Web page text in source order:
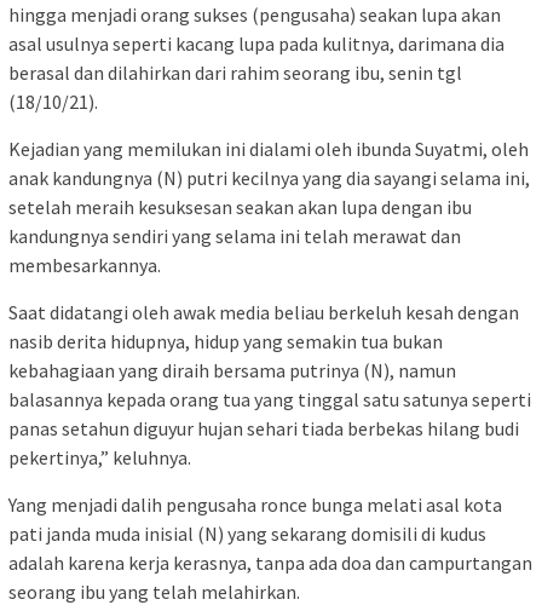
hingga menjadi orang sukses (pengusaha) seakan lupa akan
asal usulnya seperti kacang lupa pada kulitnya, darimana dia
berasal dan dilahirkan dari rahim seorang ibu, senin tgl
(18/10/21).
Kejadian yang memilukan ini dialami oleh ibunda Suyatmi, oleh
anak kandungnya (N) putri kecilnya yang dia sayangi selama ini,
setelah meraih kesuksesan seakan akan lupa dengan ibu
kandungnya sendiri yang selama ini telah merawat dan
membesarkannya.
Saat didatangi oleh awak media beliau berkeluh kesah dengan
nasib derita hidupnya, hidup yang semakin tua bukan
kebahagiaan yang diraih bersama putrinya (N), namun
balasannya kepada orang tua yang tinggal satu satunya seperti
panas setahun diguyur hujan sehari tiada berbekas hilang budi
pekertinya,” keluhnya.
Yang menjadi dalih pengusaha ronce bunga melati asal kota
pati janda muda inisial (N) yang sekarang domisili di kudus
adalah karena kerja kerasnya, tanpa ada doa dan campurtangan
seorang ibu yang telah melahirkan.